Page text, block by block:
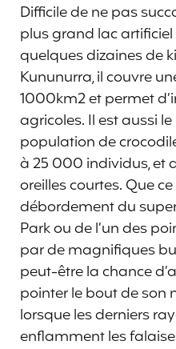
Difficile de ne pas
plus grand lac artificiel
quelques dizaines de
Kununurra, il couvre
1000km2 et permet
agricoles. Il est aussi
population de
à 25 000 individus, et
oreilles courtes. Que
débordement du
Park ou de l’un des
par de magnifiques
peut-être la chance
pointer le bout de son
lorsque les derniers
enflamment les